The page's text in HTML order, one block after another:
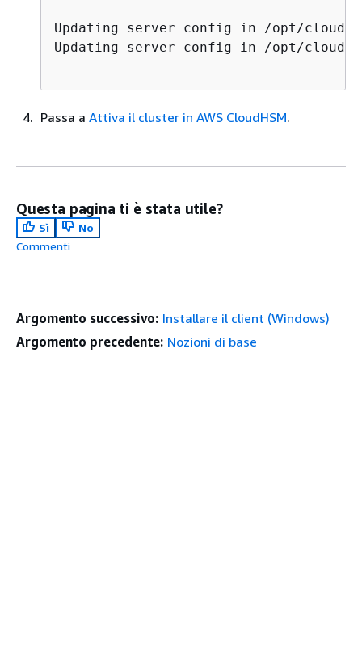
Updating server config in /opt/
Passa a Attiva il cluster in AWS CloudHSM.
Questa pagina ti è stata utile?
Sì
No
Commenti
Argomento successivo: Installare il client (Windows)
Argomento precedente: Nozioni di base